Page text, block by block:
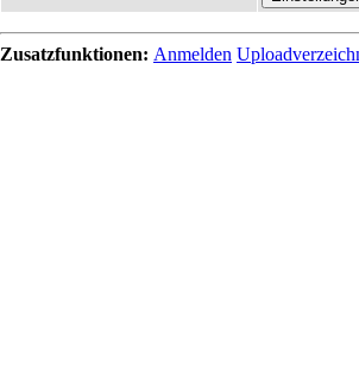
Zusatzfunktionen: Anmelden